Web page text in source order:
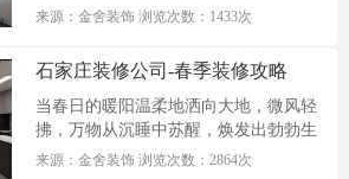
课...
来源：金舍装饰 浏览次数：1433次
石家庄装修公司-春季装修攻略
当春日的暖阳温柔地洒向大地，微风轻
拂，万物从沉睡中苏醒，焕发出勃勃生
机...
来源：金舍装饰 浏览次数：2864次